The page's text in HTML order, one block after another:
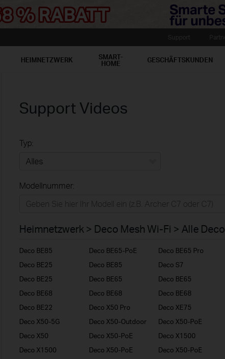
HEIMNETZWERK SMART-
HOME GESCHÄFTSKUNDEN
Support Videos
Typ:
Geschäftskunden
Modellnummer:
Heimnetzwerk > Deco Mesh Wi-Fi > Alle Deco
Deco BE85 Deco BE65-PoE Deco BE65 Pro
Deco BE25
Deco BE85 Deco S7
Deco BE25
Deco BE65 Deco BE65
Deco BE68
Deco BE68 Deco BE68
Deco BE22
Deco X50 Pro Deco XE75
Deco X50-5G
Deco X50-Outdoor Deco X50-PoE
Deco X50
Deco X50-PoE Deco X1500
Deco X1500
Deco X50-PoE Deco X50-PoE